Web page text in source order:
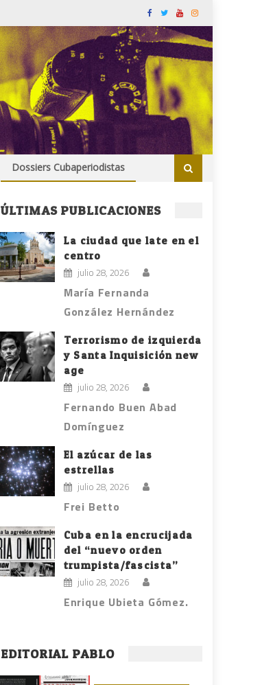
Dossiers Cubaperiodistas
ÚLTIMAS PUBLICACIONES
La ciudad que late en el
centro
julio 28, 2026
María Fernanda
González Hernández
Terrorismo de izquierda
y Santa Inquisición new
age
julio 28, 2026
Fernando Buen Abad
Domínguez
El azúcar de las
estrellas
julio 28, 2026
Frei Betto
Cuba en la encrucijada
del “nuevo orden
trumpista/fascista”
julio 28, 2026
Enrique Ubieta Gómez.
EDITORIAL PABLO